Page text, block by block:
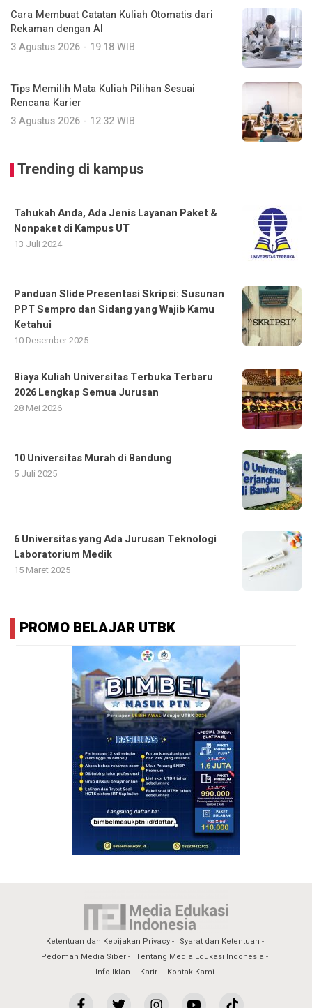
Cara Membuat Catatan Kuliah Otomatis dari
Rekaman dengan AI
3 Agustus 2026 - 19:18 WIB
Tips Memilih Mata Kuliah Pilihan Sesuai
Rencana Karier
3 Agustus 2026 - 12:32 WIB
Trending di kampus
Tahukah Anda, Ada Jenis Layanan Paket &
Nonpaket di Kampus UT
13 Juli 2024
Panduan Slide Presentasi Skripsi: Susunan
PPT Sempro dan Sidang yang Wajib Kamu
Ketahui
10 Desember 2025
Biaya Kuliah Universitas Terbuka Terbaru
2026 Lengkap Semua Jurusan
28 Mei 2026
10 Universitas Murah di Bandung
5 Juli 2025
6 Universitas yang Ada Jurusan Teknologi
Laboratorium Medik
15 Maret 2025
PROMO BELAJAR UTBK
Ketentuan dan Kebijakan Privacy
Syarat dan Ketentuan
Pedoman Media Siber
Tentang Media Edukasi Indonesia
Info Iklan
Karir Kontak Kami